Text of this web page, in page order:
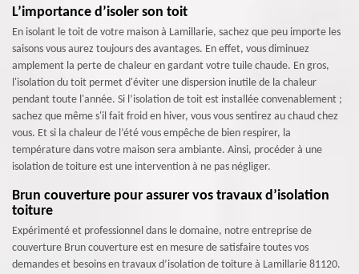
L’importance d’isoler son toit
En isolant le toit de votre maison à Lamillarie, sachez que peu importe les
saisons vous aurez toujours des avantages. En effet, vous diminuez
amplement la perte de chaleur en gardant votre tuile chaude. En gros,
l'isolation du toit permet d'éviter une dispersion inutile de la chaleur
pendant toute l'année. Si l’isolation de toit est installée convenablement ;
sachez que même s'il fait froid en hiver, vous vous sentirez au chaud chez
vous. Et si la chaleur de l’été vous empêche de bien respirer, la
température dans votre maison sera ambiante. Ainsi, procéder à une
isolation de toiture est une intervention à ne pas négliger.
Brun couverture pour assurer vos travaux d’isolation
toiture
Expérimenté et professionnel dans le domaine, notre entreprise de
couverture Brun couverture est en mesure de satisfaire toutes vos
demandes et besoins en travaux d’isolation de toiture à Lamillarie 81120.